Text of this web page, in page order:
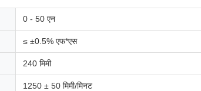
0 - 50 एन
≤ ±0.5% एफ*एस
240 मिमी
1250 ± 50 मिमी/मिनट